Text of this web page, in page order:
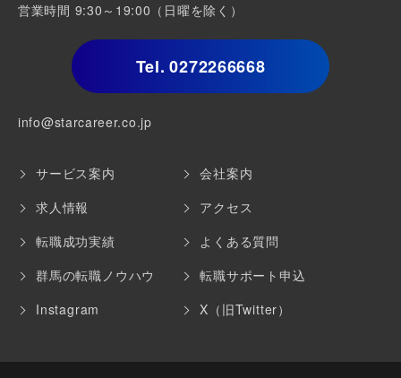
営業時間 9:30～19:00（日曜を除く）
Tel. 0272266668
info@starcareer.co.jp
サービス案内
求人情報
転職成功実績
群馬の転職ノウハウ
Instagram
会社案内
アクセス
よくある質問
転職サポート申込
X（旧Twitter）